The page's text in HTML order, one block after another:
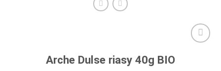
Arche Dulse riasy 40g BIO